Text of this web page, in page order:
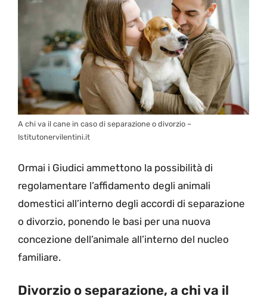
A chi va il cane in caso di separazione o divorzio –
Istitutonervilentini.it
Ormai i Giudici ammettono la possibilità di
regolamentare l’affidamento degli animali
domestici all’interno degli accordi di separazione
o divorzio, ponendo le basi per una nuova
concezione dell’animale all’interno del nucleo
familiare.
Divorzio o separazione, a chi va il